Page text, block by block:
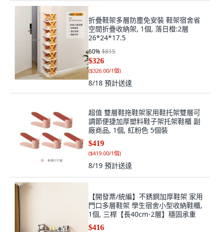
折疊鞋架多層防塵免安裝 鞋架宿舍省
空間折疊收納架, 1個, 落日橙:2層
26*24*17.5
60%$815
$326
($326.00/1個)
8/18 預計送達
超值 雙層鞋拖鞋架家用鞋托架雙層可
調節便捷加厚塑料鞋子架托架鞋櫃 副
廠商品, 1個, 紅粉色 5個裝
$419
($419.00/1個)
8/19 預計送達
【開發票/統編】不銹鋼加厚鞋架 家用
門口多層鞋架 學生宿舍小型收納鞋櫃,
1個, 三桿【長40cm-2層】穩固承重
$416